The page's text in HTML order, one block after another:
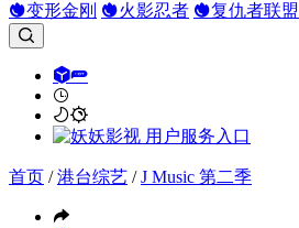
变形金刚
火影忍者 复仇者联盟
首页 /港台综艺 /J Music 第二季